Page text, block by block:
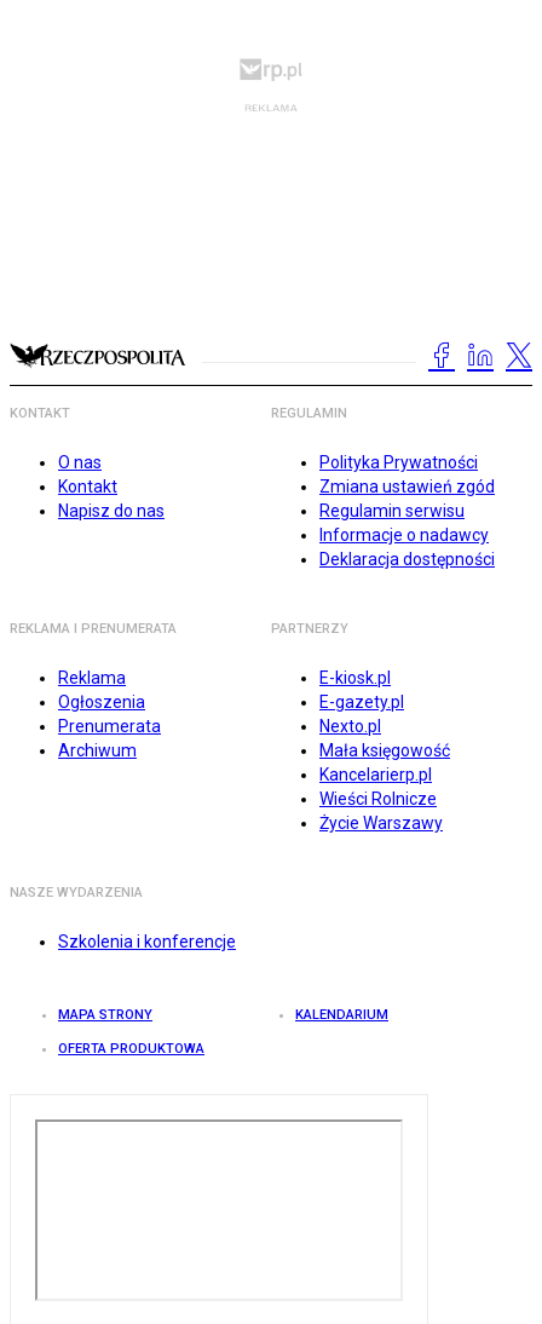
KONTAKT
O nas
Kontakt
Napisz do nas
REGULAMIN
Polityka Prywatności
Zmiana ustawień zgód
Regulamin serwisu
Informacje o nadawcy
Deklaracja dostępności
REKLAMA I PRENUMERATA
Reklama
Ogłoszenia
Prenumerata
Archiwum
PARTNERZY
E-kiosk.pl
E-gazety.pl
Nexto.pl
Mała księgowość
Kancelarierp.pl
Wieści Rolnicze
Życie Warszawy
NASZE WYDARZENIA
Szkolenia i konferencje
MAPA STRONY KALENDARIUM
OFERTA PRODUKTOWA